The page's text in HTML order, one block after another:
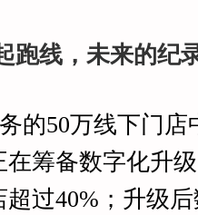
线，未来的纪
50万线下门店
在筹备数字化升
过40%；升级